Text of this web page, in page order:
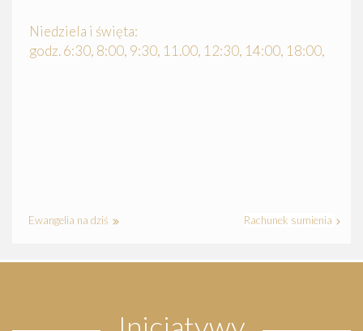
Niedziela i święta:
godz. 6:30, 8:00, 9:30, 11.00, 12:30, 14:00, 18:00,
Ewangelia na dziś Rachunek sumienia